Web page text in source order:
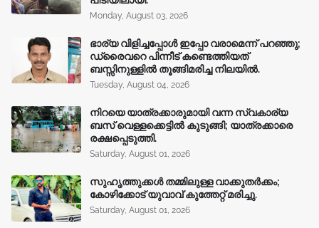
Monday, August 03, 2026
ഭാര്യ വിളിച്ചപ്പോള്‍ ഇപ്പോ വരാമെന്ന് പറഞ്ഞു;
ഡ്രൈവറെ പിന്നീട് കണ്ടെത്തിയത്
ബസ്സിനുള്ളില്‍ തൂങ്ങിമരിച്ച നിലയിൽ.
Tuesday, August 04, 2026
നിറയെ യാത്രക്കാരുമായി വന്ന സ്വകാര്യ
ബസ് വെള്ളക്കെട്ടിൽ കുടുങ്ങി; യാത്രക്കാരെ
രക്ഷപ്പെടുത്തി.
Saturday, August 01, 2026
സുഹൃത്തുക്കൾ തമ്മിലുള്ള വാക്കുതർക്കം;
കോഴിക്കോട് യുവാവ് കുത്തേറ്റ് മരിച്ചു.
Saturday, August 01, 2026